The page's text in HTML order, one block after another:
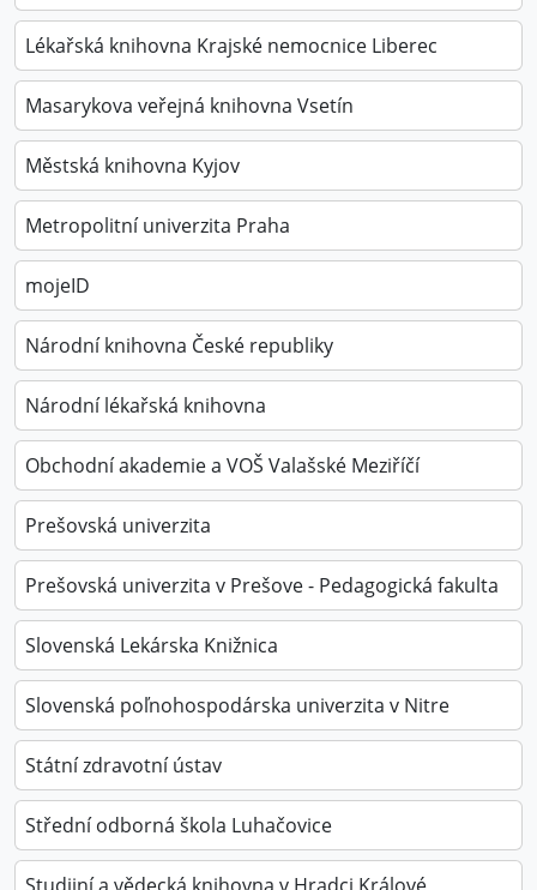
Lékařská knihovna Krajské nemocnice Liberec
Masarykova veřejná knihovna Vsetín
Městská knihovna Kyjov
Metropolitní univerzita Praha
mojeID
Národní knihovna České republiky
Národní lékařská knihovna
Obchodní akademie a VOŠ Valašské Meziříčí
Prešovská univerzita
Prešovská univerzita v Prešove - Pedagogická fakulta
Slovenská Lekárska Knižnica
Slovenská poľnohospodárska univerzita v Nitre
Státní zdravotní ústav
Střední odborná škola Luhačovice